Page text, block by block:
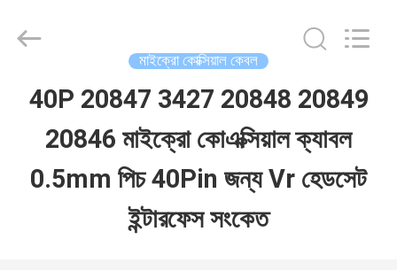
বাড়ি
পণ্য
Media
মাইক্রো কোক্সিয়াল কেবল
40P 20847 3427 20848 20849
20846 মাইক্রো কোএক্সিয়াল ক্যাবল
0.5mm পিচ 40Pin জন্য Vr হেডসেট
ইন্টারফেস সংকেত